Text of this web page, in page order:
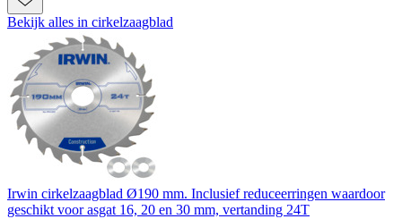
Bekijk alles in cirkelzaagblad
Irwin cirkelzaagblad Ø190 mm. Inclusief reduceerringen waardoor
geschikt voor asgat 16, 20 en 30 mm, vertanding 24T